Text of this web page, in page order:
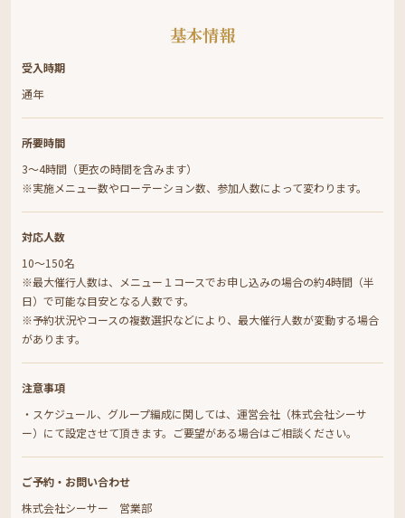
基本情報
受入時期
通年
所要時間
3～4時間（更衣の時間を含みます）
※実施メニュー数やローテーション数、参加人数によって変わります。
対応人数
10〜150名
※最大催行人数は、メニュー１コースでお申し込みの場合の約4時間（半
日）で可能な目安となる人数です。
※予約状況やコースの複数選択などにより、最大催行人数が変動する場合
があります。
注意事項
・スケジュール、グループ編成に関しては、運営会社（株式会社シーサ
ー）にて設定させて頂きます。ご要望がある場合はご相談ください。
ご予約・お問い合わせ
株式会社シーサー 営業部